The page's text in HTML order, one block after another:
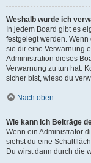
Weshalb wurde ich
In jedem Board gibt es
festgelegt werden.
sie dir eine Verwarnung
Administration dieses
Verwarnung zu tun hat.
sicher bist, wieso du
Nach oben
Wie kann ich Beiträge
Wenn ein Administrator
siehst du eine
Du wirst dann durch die